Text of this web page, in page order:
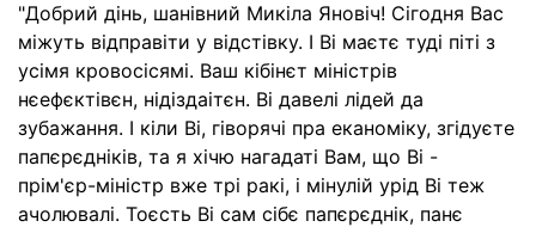
"Добрий дінь, шанівний Микіла Яновіч! Сігодня Вас
міжуть відправіти у відстівку. І Ві маєтє туді піті з
усімя кровосісямі. Ваш кібінєт міністрів
нєефєктівєн, нідіздаітєн. Ві давелі лідей да
зубажання. І кіли Ві, гіворячі пра еканоміку, згідуєте
папєрєдніків, та я хічю нагадаті Вам, що Ві -
прім'єр-міністр вже трі ракі, і мінулій урід Ві теж
ачолювалі. Тоєсть Ві сам сібє папєрєднік, панє